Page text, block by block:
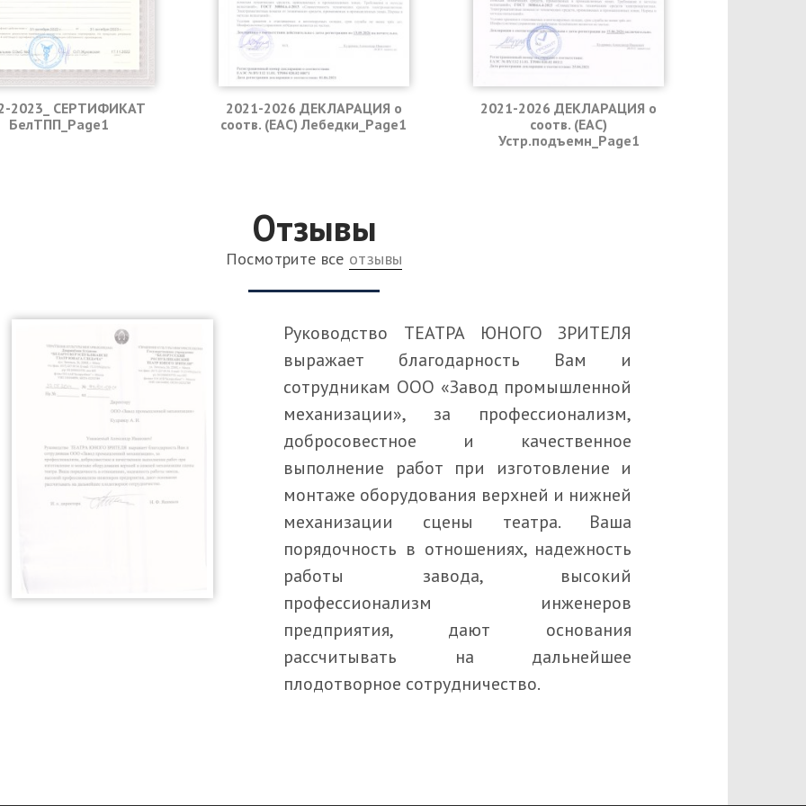
2023_ СЕРТИФИКАТ
БелТПП_Page1
2021-2026 ДЕКЛАРАЦИЯ о
соотв. (EAC) Лебедки_Page1
2021-2026 ДЕКЛАРАЦИЯ о
соотв. (EAC)
Устр.подъемн_Page1
Отзывы
Посмотрите все отзывы
Руководство ТЕАТРА ЮНОГО ЗРИТЕЛЯ
выражает благодарность Вам и
сотрудникам ООО «Завод промышленной
механизации», за профессионализм,
добросовестное и качественное
выполнение работ при изготовление и
монтаже оборудования верхней и нижней
механизации сцены театра. Ваша
порядочность в отношениях, надежность
работы завода, высокий
профессионализм инженеров
предприятия, дают основания
рассчитывать на дальнейшее
плодотворное сотрудничество.